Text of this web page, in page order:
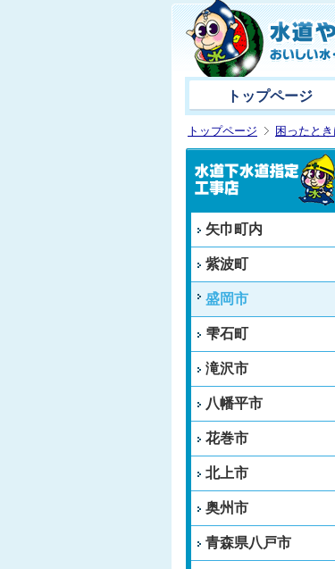
トップページ
トップページ 困ったとき
矢巾町内
紫波町
盛岡市
雫石町
滝沢市
八幡平市
花巻市
北上市
奥州市
青森県八戸市